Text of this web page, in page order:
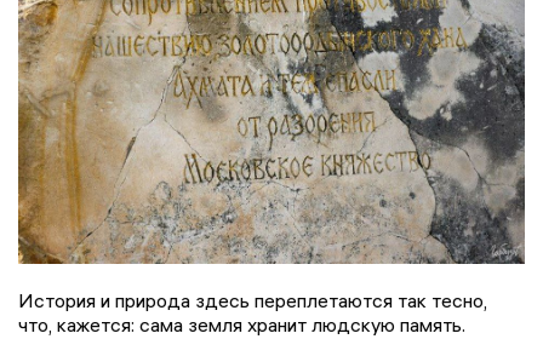
История и природа здесь переплетаются так тесно,
что, кажется: сама земля хранит людскую память.